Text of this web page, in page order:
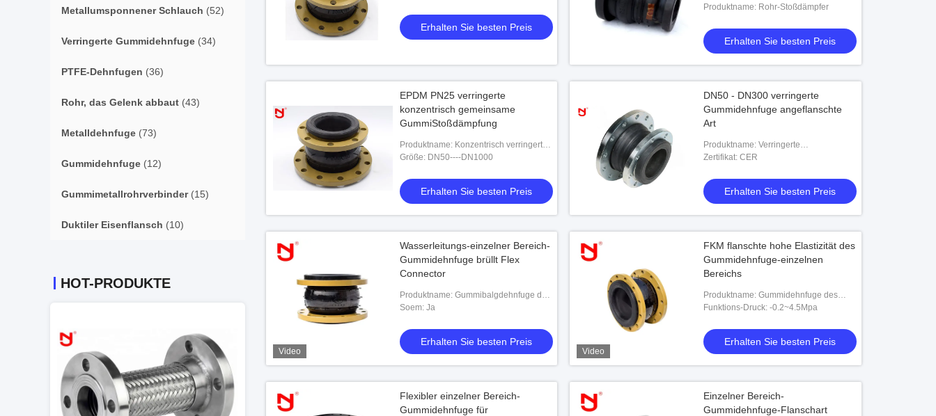
Metallumsponnener Schlauch (52)
Verringerte Gummidehnfuge (34)
PTFE-Dehnfugen (36)
Rohr, das Gelenk abbaut (43)
Metalldehnfuge (73)
Gummidehnfuge (12)
Gummimetallrohrverbinder(15)
Duktiler Eisenflansch (10)
HOT-PRODUKTE
Erhalten Sie besten Preis
Produktname: Rohr-Stoßdämpfer
Erhalten Sie besten Preis
EPDM PN25 verringerte
konzentrisch gemeinsame
GummiStoßdämpfung
Produktname: Konzentrisch verringertes
Gummigelenk
Größe: DN50----DN1000
Erhalten Sie besten Preis
DN50 - DN300 verringerte
Gummidehnfuge angeflanschte
Art
Produktname: Verringerte
Gummidehnfuge
Zertifikat: CER
Erhalten Sie besten Preis
Video
Wasserleitungs-einzelner Bereich-
Gummidehnfuge brüllt Flex
Connector
Produktname: Gummibalgdehnfuge des
einzelnen Bereichrohres
Soem: Ja
Erhalten Sie besten Preis
Video
FKM flanschte hohe Elastizität des
Gummidehnfuge-einzelnen
Bereichs
Produktname: Gummidehnfuge des
einzelnen Gebrülls
Funktions-Druck: -0.2~4.5Mpa
Erhalten Sie besten Preis
Flexibler einzelner Bereich-
Gummidehnfuge für
Einzelner Bereich-
Gummidehnfuge-Flanschart